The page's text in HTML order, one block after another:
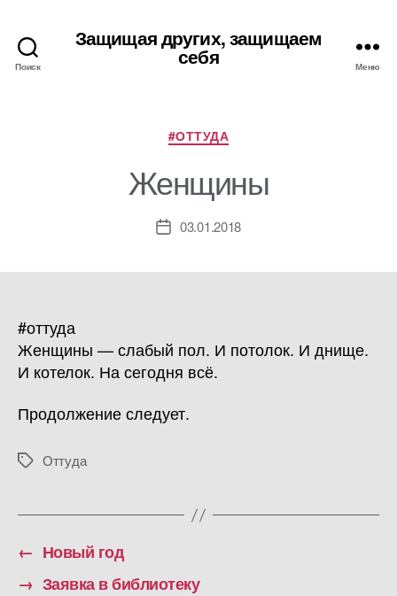
Поиск
Защищая других, защищаем
себя Меню
Рубрики
#ОТТУДА
Женщины
Дата03.01.2018
#оттуда
Женщины — слабый пол. И потолок. И днище.
И котелок. На сегодня всё.
Продолжение следует.
МеткиОттуда
← Новый год
→ Заявка в библиотеку